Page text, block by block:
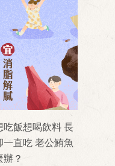
吃飯想喝飲料 長
直吃 老公鮪魚
？